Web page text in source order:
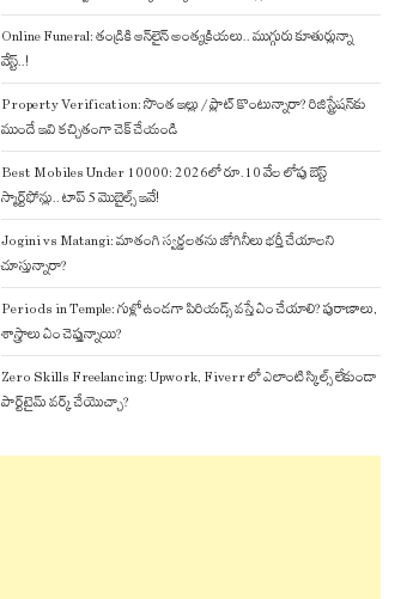
Online Funeral: తండ్రికి ఆన్‌లైన్ అంత్యక్రియలు.. ముగ్గురు కూతుర్లున్నా
వేస్ట్..!
Property Verification: సొంత ఇల్లు / ప్లాట్ కొంటున్నారా? రిజిస్ట్రేషన్‌కు
ముందే ఇవి కచ్చితంగా చెక్ చేయండి
Best Mobiles Under 10000: 2026లో రూ.10 వేల లోపు బెస్ట్
స్మార్ట్‌ఫోన్లు.. టాప్ 5 మొబైల్స్ ఇవే!
Jogini vs Matangi: మాతంగి స్వర్ణలతను జోగినీలు భర్తీ చేయాలని
చూస్తున్నారా?
Periods in Temple: గుళ్లో ఉండగా పిరియడ్స్ వస్తే ఏం చేయాలి? పురాణాలు,
శాస్త్రాలు ఏం చెప్తున్నాయి?
Zero Skills Freelancing: Upwork, Fiverr లో ఎలాంటి స్కిల్స్ లేకుండా
పార్ట్‌టైమ్ వర్క్ చేయొచ్చా?